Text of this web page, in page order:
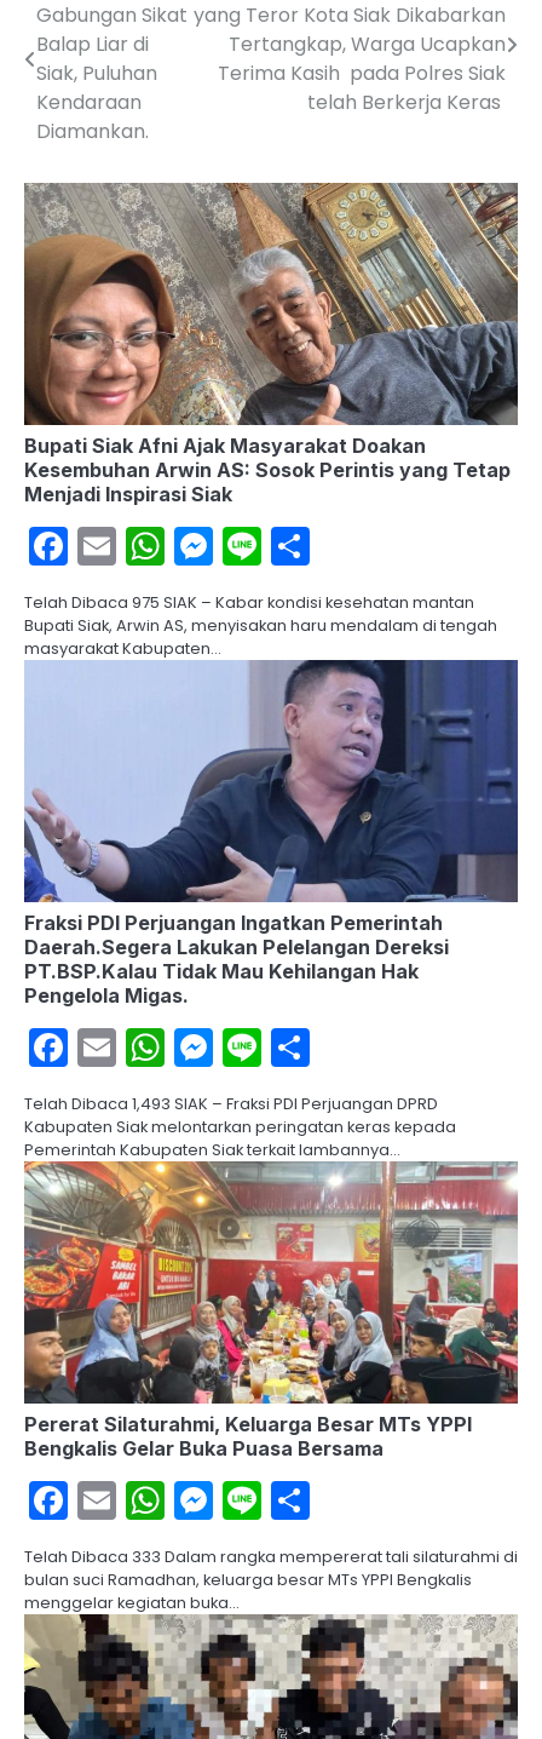
navigation
Gabungan Sikat
Balap Liar di
Siak, Puluhan
Kendaraan
Diamankan.
yang Teror Kota Siak Dikabarkan
Tertangkap, Warga Ucapkan
Terima Kasih pada Polres Siak
telah Berkerja Keras
Bupati Siak Afni Ajak Masyarakat Doakan
Kesembuhan Arwin AS: Sosok Perintis yang Tetap
Menjadi Inspirasi Siak
Facebook
EmailWhatsApp
Messenger
Line
Telah Dibaca 975 SIAK – Kabar kondisi kesehatan mantan
Bupati Siak, Arwin AS, menyisakan haru mendalam di tengah
masyarakat Kabupaten…
Fraksi PDI Perjuangan Ingatkan Pemerintah
Daerah.Segera Lakukan Pelelangan Dereksi
PT.BSP.Kalau Tidak Mau Kehilangan Hak
Pengelola Migas.
Facebook
EmailWhatsApp
Messenger
Line
Telah Dibaca 1,493 SIAK – Fraksi PDI Perjuangan DPRD
Kabupaten Siak melontarkan peringatan keras kepada
Pemerintah Kabupaten Siak terkait lambannya…
Pererat Silaturahmi, Keluarga Besar MTs YPPI
Bengkalis Gelar Buka Puasa Bersama
Facebook
EmailWhatsApp
Messenger
Line
Telah Dibaca 333 Dalam rangka mempererat tali silaturahmi di
bulan suci Ramadhan, keluarga besar MTs YPPI Bengkalis
menggelar kegiatan buka…